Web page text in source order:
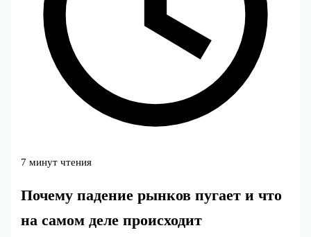
7 минут чтения
Почему падение рынков пугает и что
на самом деле происходит